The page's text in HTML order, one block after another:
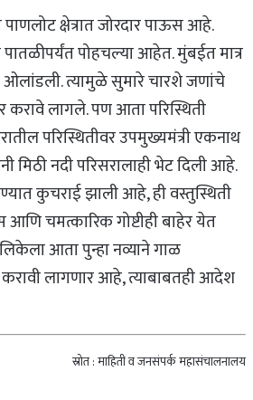
क्षेत्रात जोरदार पाऊस आहे.
पातळीपर्यंत पोहचल्या आहेत. मुंबईत मात्र
ओलांडली. त्यामुळे सुमारे चारशे जणांचे
करावे लागले. पण आता परिस्थिती
परिस्थितीवर उपमुख्यमंत्री एकनाथ
मिठी नदी परिसरालाही भेट दिली आहे.
कुचराई झाली आहे, ही वस्तुस्थिती
चमत्कारिक गोष्टीही बाहेर येत
आता पुन्हा नव्याने गाळ
करावी लागणार आहे, त्याबाबतही आदेश
स्रोत : माहिती व जनसंपर्क महासंचालनालय